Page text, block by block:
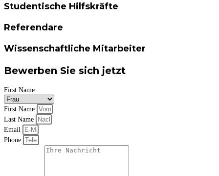
Studentische Hilfskräfte
Referendare
Wissenschaftliche Mitarbeiter
Bewerben Sie sich jetzt
First Name
First Name
Last Name
Email
Phone